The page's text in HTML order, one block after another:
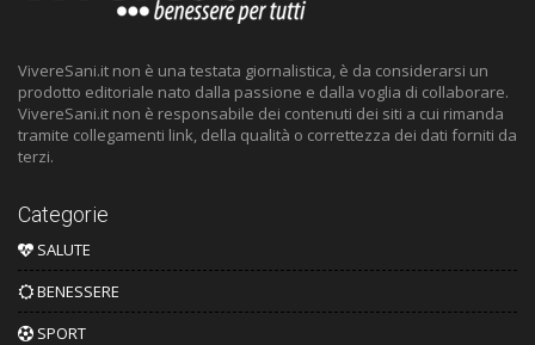
VivereSani.it non è una testata giornalistica, è da considerarsi un
prodotto editoriale nato dalla passione e dalla voglia di collaborare.
VivereSani.it non è responsabile dei contenuti dei siti a cui rimanda
tramite collegamenti link, della qualità o correttezza dei dati forniti da
terzi.
Categorie
SALUTE
BENESSERE
SPORT